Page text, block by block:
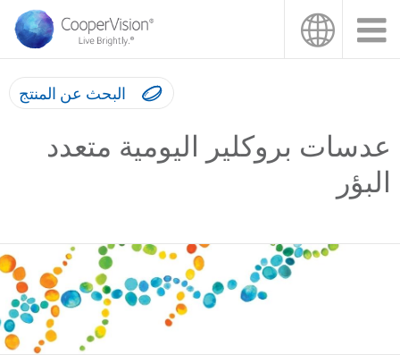
البحث عن المنتج
عدسات بروكلير اليومية متعدد
البؤر